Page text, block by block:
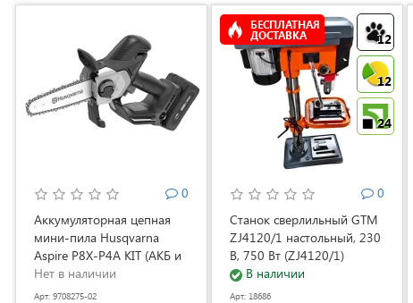
0
Аккумуляторная цепная
мини-пила Husqvarna
Aspire P8X-P4A KIT (АКБ и
ЗУ) (9708275-02)
Нет в наличии
Арт: 9708275-02
12
12
24
БЕСПЛАТНАЯ
ДОСТАВКА
0
Станок сверлильный GTM
ZJ4120/1 настольный, 230
В, 750 Вт (ZJ4120/1)
В наличии
Арт: 18686